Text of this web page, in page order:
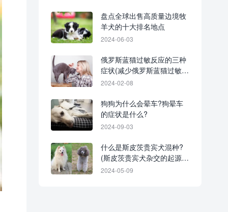
盘点全球出售高质量边境牧
羊犬的十大排名地点
2024-06-03
俄罗斯蓝猫过敏反应的三种
症状(减少俄罗斯蓝猫过敏的
6种方法)
2024-02-08
狗狗为什么会晕车?狗晕车
的症状是什么?
2024-09-03
什么是斯皮茨贵宾犬混种?
(斯皮茨贵宾犬杂交的起源和
历史)
2024-05-09